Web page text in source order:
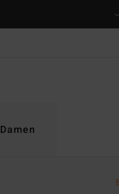
Damen